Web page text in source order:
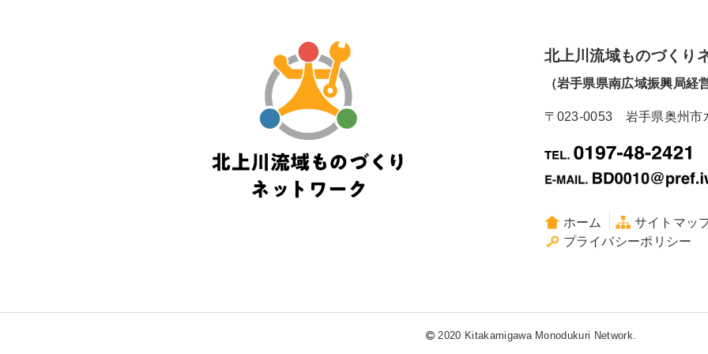
北上川流域ものづくり
（岩手県県南広域振興局経
〒023-0053 岩手県奥州市
ホーム
サイトマッ
プライバシーポリシー
2020 Kitakamigawa Monodukuri Network.